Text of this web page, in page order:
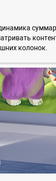
колонок.